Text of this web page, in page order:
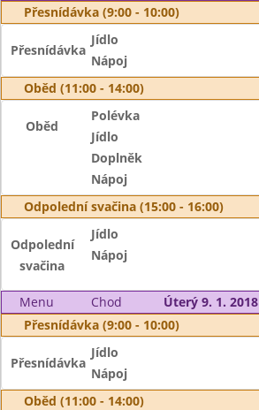
Přesnídávka (9:00 - 10:00)
Přesnídávka
Jídlo
Nápoj
Oběd (11:00 - 14:00)
Oběd
Polévka
Jídlo
Doplněk
Nápoj
Odpolední svačina (15:00 - 16:00)
Odpolední
svačina
Jídlo
Nápoj
Menu Chod
Úterý 9. 1. 2018
Přesnídávka (9:00 - 10:00)
Přesnídávka
Jídlo
Nápoj
Oběd (11:00 - 14:00)